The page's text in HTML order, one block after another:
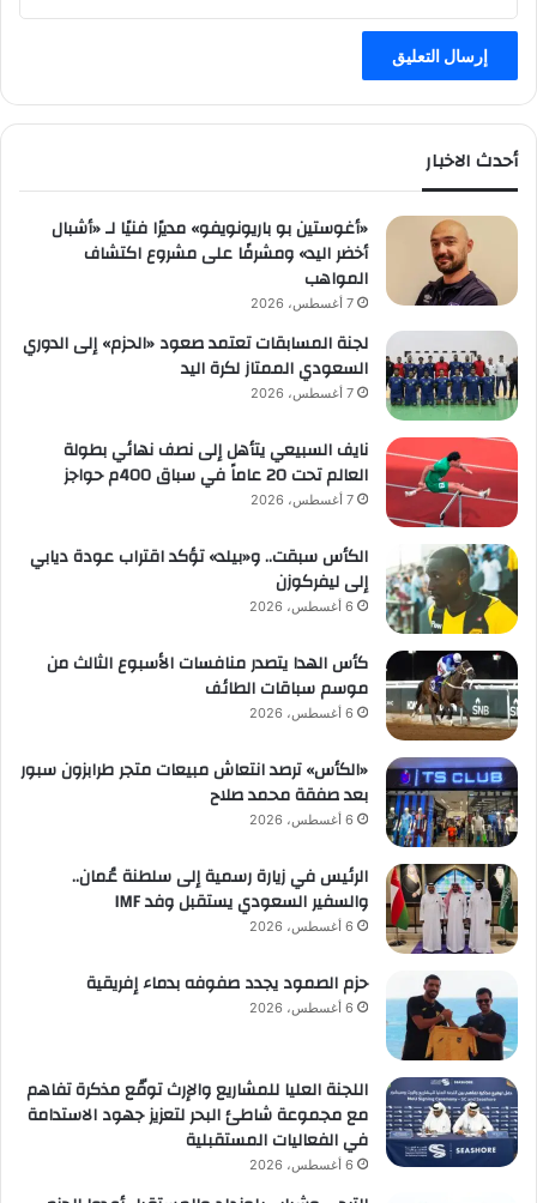
أحدث الاخبار
«أغوستين بو باريونويفو» مديرًا فنيًا لـ «أشبال
أخضر اليد» ومشرفًا على مشروع اكتشاف
المواهب
7 أغسطس، 2026
لجنة المسابقات تعتمد صعود «الحزم» إلى الدوري
السعودي الممتاز لكرة اليد
7 أغسطس، 2026
نايف السبيعي يتأهل إلى نصف نهائي بطولة
العالم تحت 20 عاماً في سباق 400م حواجز
7 أغسطس، 2026
الكأس سبقت.. و«بيلد» تؤكد اقتراب عودة ديابي
إلى ليفركوزن
6 أغسطس، 2026
كأس الهدا يتصدر منافسات الأسبوع الثالث من
موسم سباقات الطائف
6 أغسطس، 2026
«الكأس» ترصد انتعاش مبيعات متجر طرابزون سبور
بعد صفقة محمد صلاح
6 أغسطس، 2026
الرئيس في زيارة رسمية إلى سلطنة عُمان..
والسفير السعودي يستقبل وفد IMF
6 أغسطس، 2026
حزم الصمود يجدد صفوفه بدماء إفريقية
6 أغسطس، 2026
اللجنة العليا للمشاريع والإرث توقّع مذكرة تفاهم
مع مجموعة شاطئ البحر لتعزيز جهود الاستدامة
في الفعاليات المستقبلية
6 أغسطس، 2026